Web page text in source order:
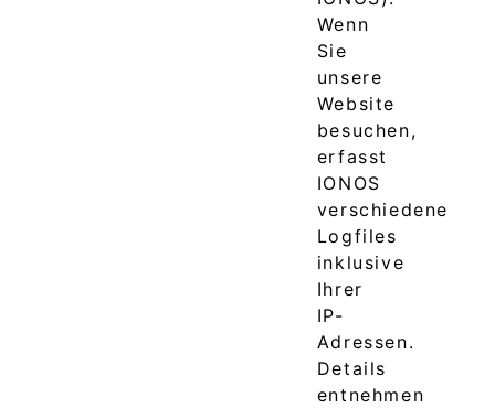
Wenn
Sie
unsere
Website
besuchen,
erfasst
IONOS
verschiedene
Logfiles
inklusive
Ihrer
IP-
Adressen.
Details
entnehmen